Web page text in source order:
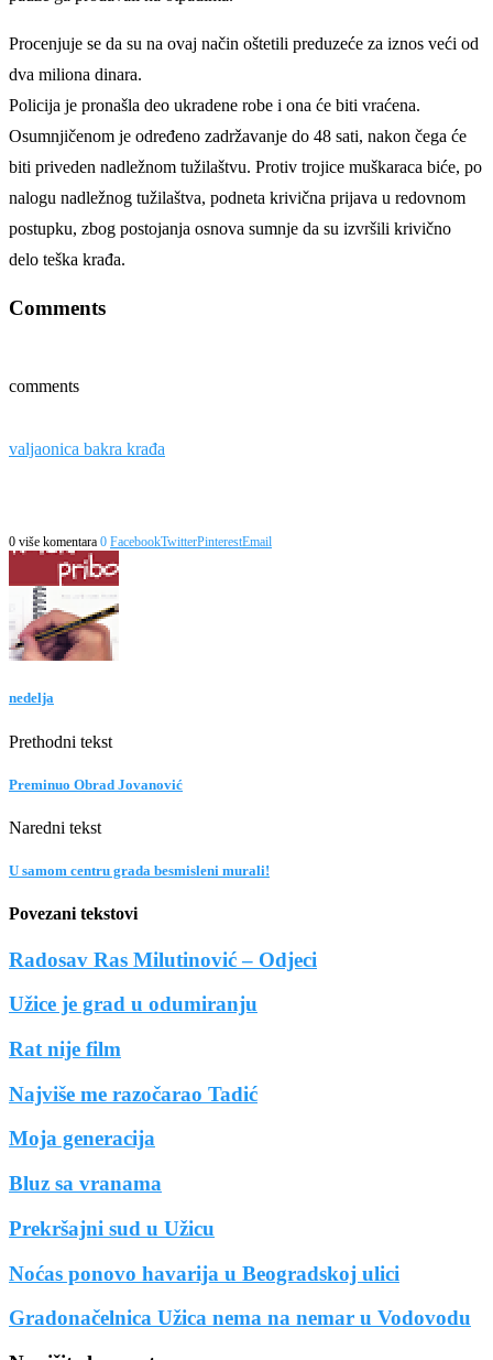
Procenjuje se da su na ovaj način oštetili preduzeće za iznos veći od
dva miliona dinara.
Policija je pronašla deo ukradene robe i ona će biti vraćena.
Osumnjičenom je određeno zadržavanje do 48 sati, nakon čega će
biti priveden nadležnom tužilaštvu. Protiv trojice muškaraca biće, po
nalogu nadležnog tužilaštva, podneta krivična prijava u redovnom
postupku, zbog postojanja osnova sumnje da su izvršili krivično
delo teška krađa.
Comments
comments
valjaonica bakra krađa
0 više komentara 0 FacebookTwitterPinterestEmail
nedelja
Prethodni tekst
Preminuo Obrad Jovanović
Naredni tekst
U samom centru grada besmisleni murali!
Povezani tekstovi
Radosav Ras Milutinović – Odjeci
Užice je grad u odumiranju
Rat nije film
Najviše me razočarao Tadić
Moja generacija
Bluz sa vranama
Prekršajni sud u Užicu
Noćas ponovo havarija u Beogradskoj ulici
Gradonačelnica Užica nema na nemar u Vodovodu